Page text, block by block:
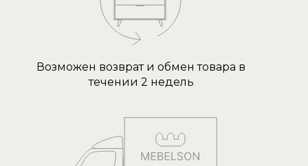
Возможен возврат и обмен товара в
течении 2 недель